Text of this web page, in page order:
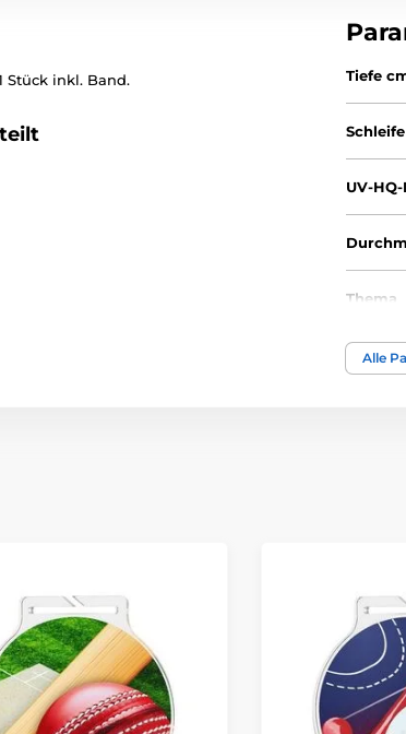
Stück inkl. Band. Tiefe
Schleife
UV-
Thema
Alle